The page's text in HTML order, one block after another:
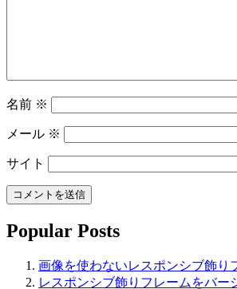
名前 ※
メール ※
サイト
Popular Posts
画像を使わないレスポンシブ飾り
レスポンシブ飾りフレームをバー